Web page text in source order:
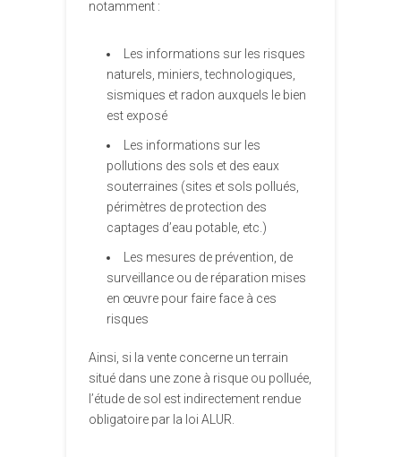
notamment :
Les informations sur les risques
naturels, miniers, technologiques,
sismiques et radon auxquels le bien
est exposé
Les informations sur les
pollutions des sols et des eaux
souterraines (sites et sols pollués,
périmètres de protection des
captages d’eau potable, etc.)
Les mesures de prévention, de
surveillance ou de réparation mises
en œuvre pour faire face à ces
risques
Ainsi, si la vente concerne un terrain
situé dans une zone à risque ou polluée,
l’étude de sol est indirectement rendue
obligatoire par la loi ALUR.